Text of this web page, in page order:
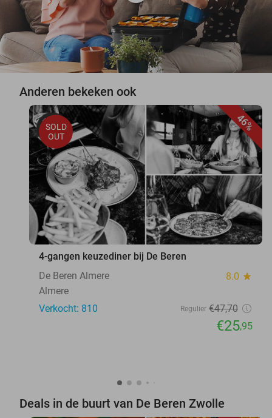
Anderen bekeken ook
46%
SOLD
OUT
4-gangen keuzediner bij De Beren
De Beren Almere
8.0 star
Almere
Verkocht: 810
Regulier €47,70
€25,95
Deals in de buurt van De Beren Zwolle